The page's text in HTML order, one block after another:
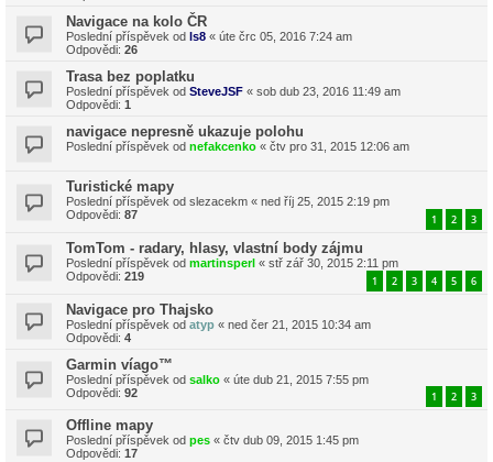
Navigace na kolo ČR
Poslední příspěvek od ls8 « úte črc 05, 2016 7:24 am
Odpovědi: 26
Trasa bez poplatku
Poslední příspěvek od SteveJSF « sob dub 23, 2016 11:49 am
Odpovědi: 1
navigace nepresně ukazuje polohu
Poslední příspěvek od nefakcenko « čtv pro 31, 2015 12:06 am
Turistické mapy
Poslední příspěvek od slezacekm « ned říj 25, 2015 2:19 pm
Odpovědi: 87 1 2 3
TomTom - radary, hlasy, vlastní body zájmu
Poslední příspěvek od martinsperl « stř zář 30, 2015 2:11 pm
Odpovědi: 219 1 2 3 4 5 6
Navigace pro Thajsko
Poslední příspěvek od atyp « ned čer 21, 2015 10:34 am
Odpovědi: 4
Garmin víago™
Poslední příspěvek od salko « úte dub 21, 2015 7:55 pm
Odpovědi: 92 1 2 3
Offline mapy
Poslední příspěvek od pes « čtv dub 09, 2015 1:45 pm
Odpovědi: 17